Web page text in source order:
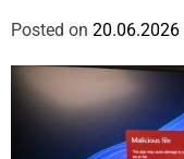
Posted on 20.06.2026